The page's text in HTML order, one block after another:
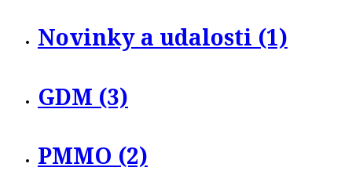
Novinky a udalosti (1)
GDM (3)
PMMO (2)